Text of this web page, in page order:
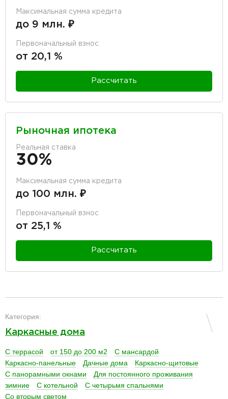
Максимальная сумма кредита
до 9 млн. ₽
Первоначальный взнос
от 20,1 %
Рассчитать
Рыночная ипотека
Реальная ставка
30%
Максимальная сумма кредита
до 100 млн. ₽
Первоначальный взнос
от 25,1 %
Рассчитать
Категория:
Каркасные дома
С террасой от 150 до 200 м2
С мансардой
Каркасно-панельные
Дачные дома
Каркасно-щитовые
С панорамными окнами
Для постоянного проживания
зимние
С котельной
С четырьмя спальнями
Со вторым светом